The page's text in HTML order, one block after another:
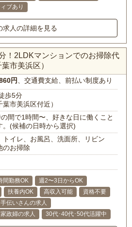
ブあり
求人の詳細を見る
！2LDKマンションでのお掃除代
市美浜区）
円、交通費支給、前払い制度あり
歩5分
葉市美浜区付近）
間で1時間〜、好きな日に働くこと
。(候補の日時から選択)
トイレ、お風呂、洗面所、リビン
のお掃除
間勤務OK
週2〜3日からOK
扶養内OK 高収入可能
資格不要
伝いさんの求人
家政婦の求人 30代･40代･50代活躍中